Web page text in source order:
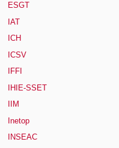
ESGT
IAT
ICH
ICSV
IFFI
IHIE-SSET
IIM
Inetop
INSEAC